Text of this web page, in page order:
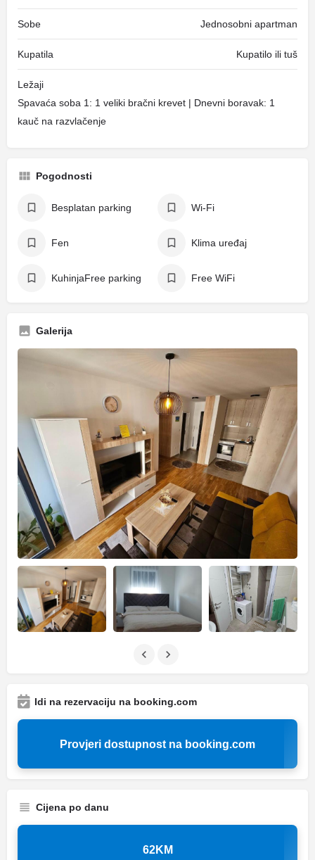
Sobe Jednosobni apartman
Kupatila Kupatilo ili tuš
Ležaji
Spavaća soba 1: 1 veliki bračni krevet | Dnevni boravak: 1
kauč na razvlačenje
Pogodnosti
Besplatan parking Wi-Fi
Fen Klima uređaj
KuhinjaFree parking Free WiFi
Galerija
Idi na rezervaciju na booking.com
Provjeri dostupnost na booking.com
Cijena po danu
62KM